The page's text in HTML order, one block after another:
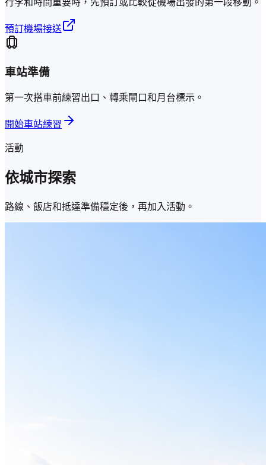
行李和時間重要時，先預訂或比較從機場出發的第一段移動。
預訂機場接送
車站準備
第一次搭車前練習出口、轉乘閘口和月台標示。
開始車站練習
活動
依城市探索
路線、飯店和抵達準備穩定後，再加入活動。